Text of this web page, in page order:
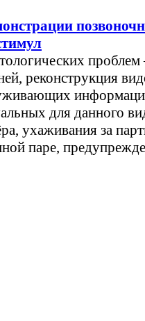
реконструкция
для данного
ухаживания за
паре,